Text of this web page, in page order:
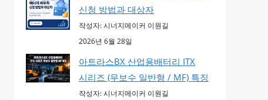
신청 방법과 대상자
작성자: 시너지메이커 이원길
2026년 6월 28일
아트라스BX 산업용배터리 ITX
시리즈 (무보수 일반형 / MF) 특징
작성자: 시너지메이커 이원길